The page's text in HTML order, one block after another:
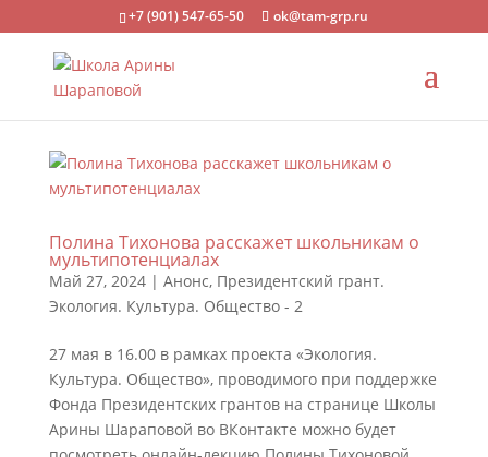
+7 (901) 547-65-50 ok@tam-grp.ru
Полина Тихонова расскажет школьникам о
мультипотенциалах
Май 27, 2024| Анонс, Президентский грант.
Экология. Культура. Общество - 2
27 мая в 16.00 в рамках проекта «Экология.
Культура. Общество», проводимого при поддержке
Фонда Президентских грантов на странице Школы
Арины Шараповой во ВКонтакте можно будет